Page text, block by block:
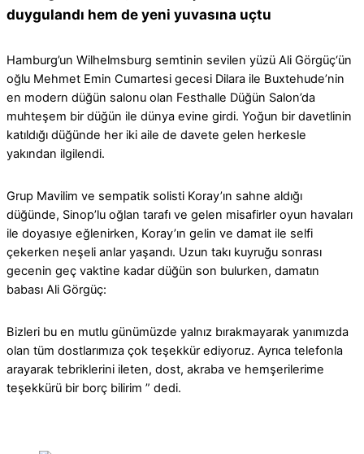
duygulandı hem de yeni yuvasına uçtu
Hamburg’un Wilhelmsburg semtinin sevilen yüzü Ali Görgüç‘ün
oğlu Mehmet Emin Cumartesi gecesi Dilara ile Buxtehude’nin
en modern düğün salonu olan Festhalle Düğün Salon’da
muhteşem bir düğün ile dünya evine girdi. Yoğun bir davetlinin
katıldığı düğünde her iki aile de davete gelen herkesle
yakından ilgilendi.
Grup Mavilim ve sempatik solisti Koray’ın sahne aldığı
düğünde, Sinop’lu oğlan tarafı ve gelen misafirler oyun havaları
ile doyasıye eğlenirken, Koray’ın gelin ve damat ile selfi
çekerken neşeli anlar yaşandı. Uzun takı kuyruğu sonrası
gecenin geç vaktine kadar düğün son bulurken, damatın
babası Ali Görgüç:
Bizleri bu en mutlu günümüzde yalnız bırakmayarak yanımızda
olan tüm dostlarımıza çok teşekkür ediyoruz. Ayrıca telefonla
arayarak tebriklerini ileten, dost, akraba ve hemşerilerime
teşekkürü bir borç bilirim ” dedi.